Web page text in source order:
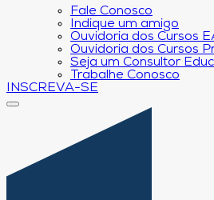
Fale Conosco
Indique um amigo
Ouvidoria dos Cursos
Ouvidoria dos Cursos
Seja um Consultor
Trabalhe Conosco
INSCREVA-SE